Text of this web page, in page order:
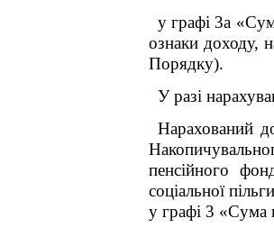
у графі 3а
ознаки доходу,
Порядку).
У разі
Нарахований
пенсійного
соціальної
у графі 3 «Сума